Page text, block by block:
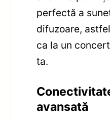
perfectă a
difuzoare,
ca la un
ta.
avansată